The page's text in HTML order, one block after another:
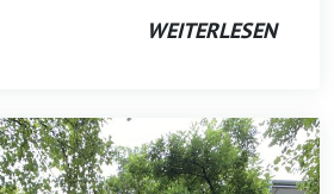
WEITERLESEN